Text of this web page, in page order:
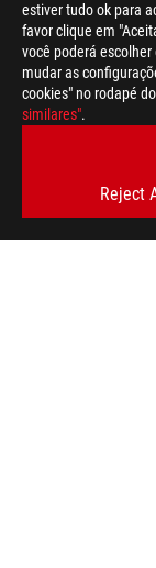
estiver tudo ok para
favor clique em
você poderá
mudar as
cookies" no rodapé
similares".
Reject
Disclaimer
Os termos
HDMI e os
HDMI 2.0
For pricing
they wish.